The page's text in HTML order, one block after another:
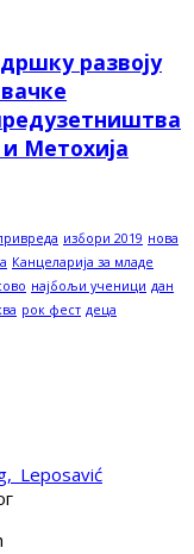
развоју
Метохија
избори 2019 нова
Канцеларија за младе
најбољи ученици дан
рок фест деца